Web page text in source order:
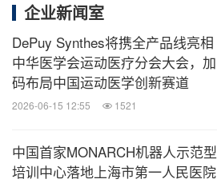
微信公众号“医药
大健康企业最新
立即订阅！
关键词： 健康护理与医院
分享到：
企业新闻室
DePuy Synthes将携全产品线亮相
中华医学会运动医疗分会大会，加
码布局中国运动医学创新赛道
2026-06-15 12:55 1521
中国首家MONARCH机器人示范型
培训中心落地上海市第一人民医院